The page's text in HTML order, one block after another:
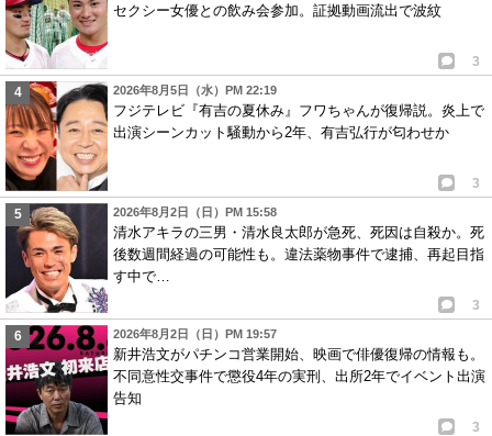
セクシー女優との飲み会参加。証拠動画流出で波紋
3
2026年8月5日（水）PM 22:19
フジテレビ『有吉の夏休み』フワちゃんが復帰説。炎上で
出演シーンカット騒動から2年、有吉弘行が匂わせか
3
2026年8月2日（日）PM 15:58
清水アキラの三男・清水良太郎が急死、死因は自殺か。死
後数週間経過の可能性も。違法薬物事件で逮捕、再起目指
す中で…
3
2026年8月2日（日）PM 19:57
新井浩文がパチンコ営業開始、映画で俳優復帰の情報も。
不同意性交事件で懲役4年の実刑、出所2年でイベント出演
告知
3